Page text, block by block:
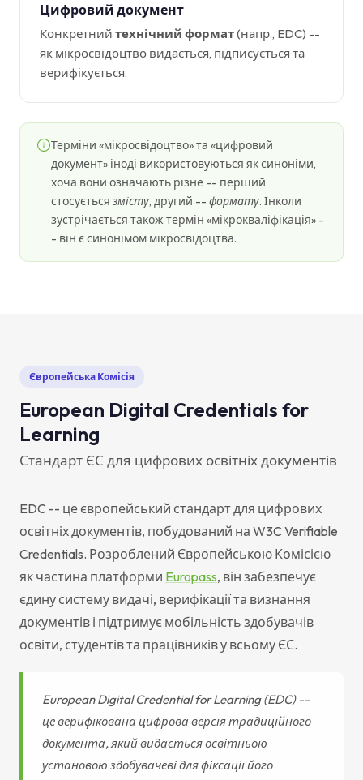
Цифровий документ
Конкретний технічний формат(напр., EDC) --
як мікросвідоцтво видається, підписується та
верифікується.
Терміни «мікросвідоцтво» та «цифровий
документ» іноді використовуються як синоніми,
хоча вони означають різне -- перший
стосується змісту, другий -- формату. Інколи
зустрічається також термін «мікрокваліфікація» -
- він є синонімом мікросвідоцтва.
Європейська Комісія
European Digital Credentials for
Learning
Стандарт ЄС для цифрових освітніх документів
EDC -- це європейський стандарт для цифрових
освітніх документів, побудований на W3C Verifiable
Credentials. Розроблений Європейською Комісією
як частина платформи Europass, він забезпечує
єдину систему видачі, верифікації та визнання
документів і підтримує мобільність здобувачів
освіти, студентів та працівників у всьому ЄС.
European Digital Credential for Learning (EDC) --
це верифікована цифрова версія традиційного
документа, який видається освітньою
установою здобувачеві для фіксації його